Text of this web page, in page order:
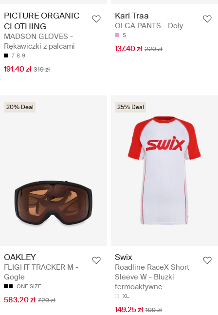
PICTURE ORGANIC
CLOTHING
MADSON GLOVES -
Rękawiczki z palcami
7 8 9
191.40 zł 319 zł
Kari Traa
OLGA PANTS - Doły
S
137.40 zł 229 zł
20% Deal
OAKLEY
FLIGHT TRACKER M -
Gogle
ONE SIZE
583.20 zł 729 zł
25% Deal
Swix
Roadline RaceX Short
Sleeve W - Bluzki
termoaktywne
XL
149.25 zł 199 zł